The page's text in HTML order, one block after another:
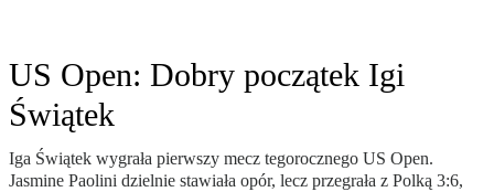
US Open: Dobry początek Igi
Świątek
Iga Świątek wygrała pierwszy mecz tegorocznego US Open.
Jasmine Paolini dzielnie stawiała opór, lecz przegrała z Polką 3:6,